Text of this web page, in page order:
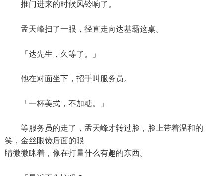
推门进来的时候风铃响了。
孟天峰扫了一眼，径直走向达基霸这桌。
「达先生，久等了。」
他在对面坐下，招手叫服务员。
「一杯美式，不加糖。」
等服务员的走了，孟天峰才转过脸，脸上带着温和的
笑，金丝眼镜后面的眼
睛微微眯着，像在打量什么有趣的东西。